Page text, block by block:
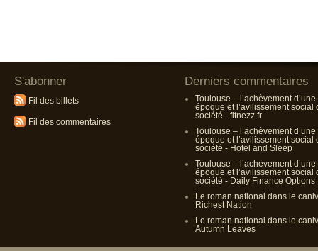
S'abonner
Fil des billets
Fil des commentaires
Derniers commentaires
Toulouse – l’achèvement d’une
époque et l’avilissement social
société - fitnezz.fr
Toulouse – l’achèvement d’une
époque et l’avilissement social
société - Hotel and Sleep
Toulouse – l’achèvement d’une
époque et l’avilissement social
société - Daily Finance Options
Le roman national dans le
Richest Nation
Le roman national dans le
Autumn Leaves